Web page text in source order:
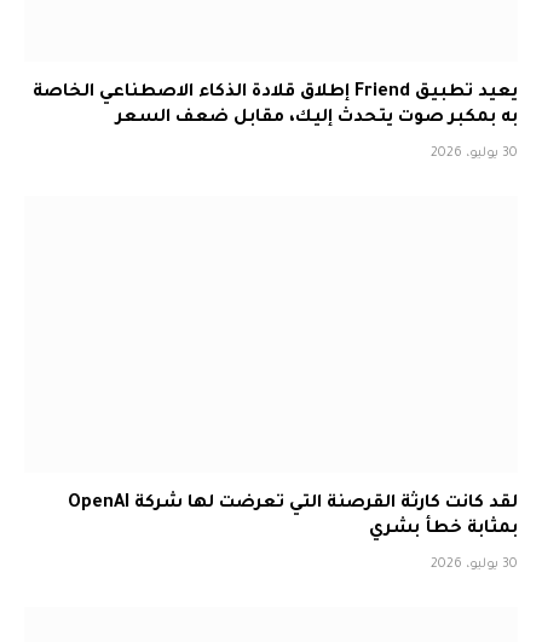
يعيد تطبيق Friend إطلاق قلادة الذكاء الاصطناعي الخاصة
به بمكبر صوت يتحدث إليك، مقابل ضعف السعر
30 يوليو، 2026
لقد كانت كارثة القرصنة التي تعرضت لها شركة OpenAI
بمثابة خطأ بشري
30 يوليو، 2026